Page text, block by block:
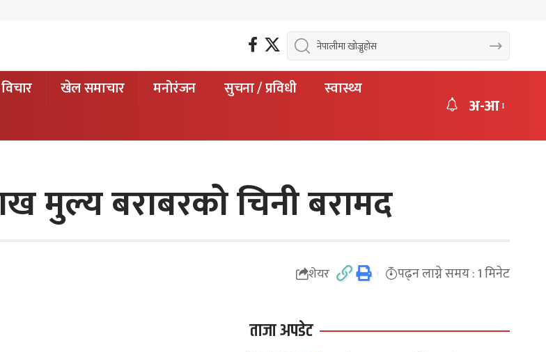
खेल समाचार मनोरंजन सुचना / प्रविधी
स्वास्थ्य
अ-आ
मुल्य बराबरको चिनी बरामद
शेयर पढ्न लाग्ने समय : 1 मिनेट
ताजा अपडेट